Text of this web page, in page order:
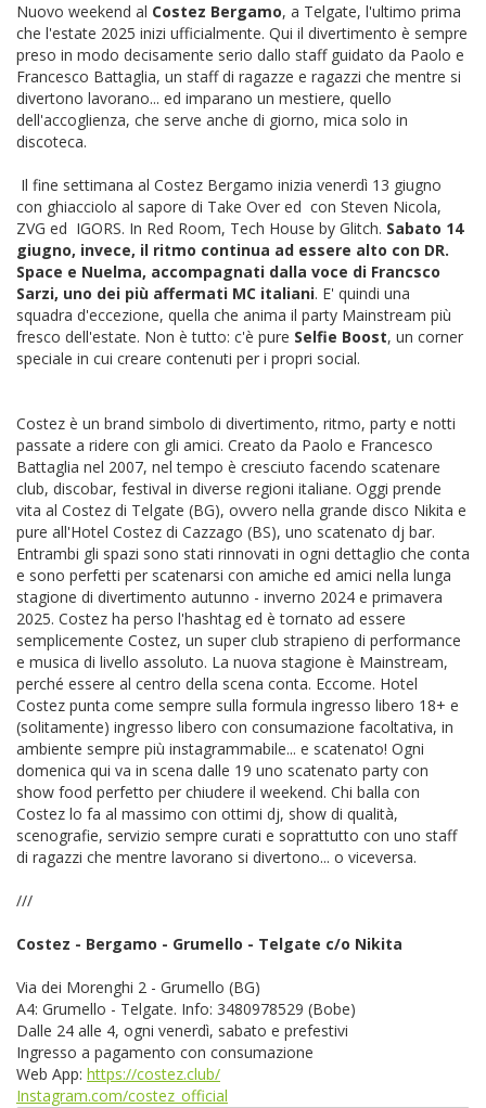
Nuovo weekend al Costez Bergamo, a Telgate, l'ultimo prima
che l'estate 2025 inizi ufficialmente. Qui il divertimento è sempre
preso in modo decisamente serio dallo staff guidato da Paolo e
Francesco Battaglia, un staff di ragazze e ragazzi che mentre si
divertono lavorano... ed imparano un mestiere, quello
dell'accoglienza, che serve anche di giorno, mica solo in
discoteca.
Il fine settimana al Costez Bergamo inizia venerdì 13 giugno
con ghiacciolo al sapore di Take Over ed con Steven Nicola,
ZVG ed IGORS. In Red Room, Tech House by Glitch. Sabato 14
giugno, invece, il ritmo continua ad essere alto con DR.
Space e Nuelma, accompagnati dalla voce di Francsco
Sarzi, uno dei più affermati MC italiani. E' quindi una
squadra d'eccezione, quella che anima il party Mainstream più
fresco dell'estate. Non è tutto: c'è pure Selfie Boost, un corner
speciale in cui creare contenuti per i propri social.
Costez è un brand simbolo di divertimento, ritmo, party e notti
passate a ridere con gli amici. Creato da Paolo e Francesco
Battaglia nel 2007, nel tempo è cresciuto facendo scatenare
club, discobar, festival in diverse regioni italiane. Oggi prende
vita al Costez di Telgate (BG), ovvero nella grande disco Nikita e
pure all'Hotel Costez di Cazzago (BS), uno scatenato dj bar.
Entrambi gli spazi sono stati rinnovati in ogni dettaglio che conta
e sono perfetti per scatenarsi con amiche ed amici nella lunga
stagione di divertimento autunno - inverno 2024 e primavera
2025. Costez ha perso l'hashtag ed è tornato ad essere
semplicemente Costez, un super club strapieno di performance
e musica di livello assoluto. La nuova stagione è Mainstream,
perché essere al centro della scena conta. Eccome. Hotel
Costez punta come sempre sulla formula ingresso libero 18+ e
(solitamente) ingresso libero con consumazione facoltativa, in
ambiente sempre più instagrammabile... e scatenato! Ogni
domenica qui va in scena dalle 19 uno scatenato party con
show food perfetto per chiudere il weekend. Chi balla con
Costez lo fa al massimo con ottimi dj, show di qualità,
scenografie, servizio sempre curati e soprattutto con uno staff
di ragazzi che mentre lavorano si divertono... o viceversa.
///
Costez - Bergamo - Grumello - Telgate c/o Nikita
Via dei Morenghi 2 - Grumello (BG)
A4: Grumello - Telgate. Info: 3480978529 (Bobe)
Dalle 24 alle 4, ogni venerdì, sabato e prefestivi
Ingresso a pagamento con consumazione
Web App: https://costez.club/
Instagram.com/costez_official